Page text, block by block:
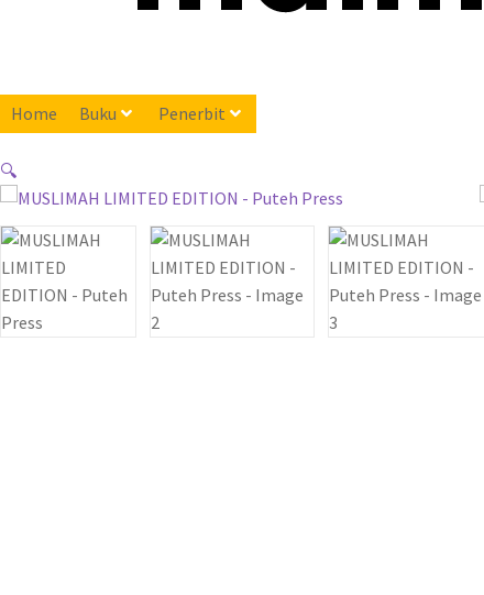
Home Buku Penerbit
🔍